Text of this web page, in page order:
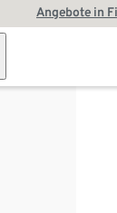
Angebote in